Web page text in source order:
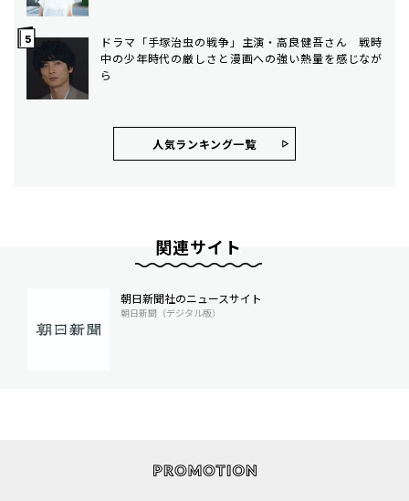
ドラマ「手塚治虫の戦争」主演・高良健吾さん 戦時
中の少年時代の厳しさと漫画への強い熱量を感じなが
ら
人気ランキング⼀覧
関連サイト
朝日新聞社のニュースサイト
朝日新聞（デジタル版）